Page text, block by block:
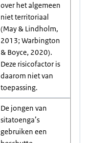
over het algemeen
niet territoriaal
(May & Lindholm,
2013; Warbington
& Boyce, 2020).
Deze risicofactor is
daarom niet van
toepassing.
De jongen van
sitatoenga’s
gebruiken een